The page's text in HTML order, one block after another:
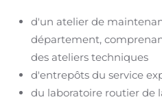
d'un atelier de
département,
des ateliers techniques
d'entrepôts du service
du laboratoire routier de